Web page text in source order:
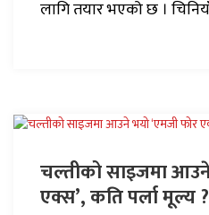
लागि तयार भएको छ ।
चल्तीको साइजमा
एक्स’, कति पर्ला मूल्य ?